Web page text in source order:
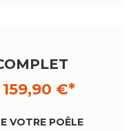
€*
VOTRE POÊLE